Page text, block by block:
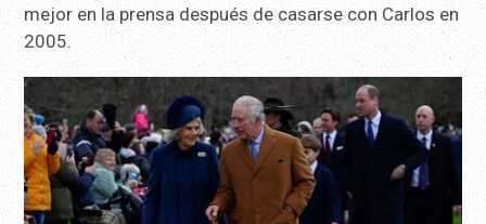
mejor en la prensa después de casarse con Carlos en
2005.